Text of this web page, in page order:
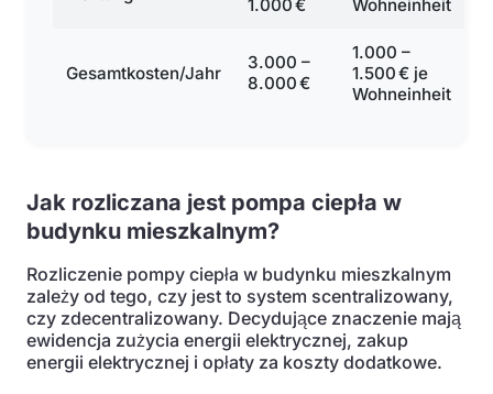
1.000 € Wohneinheit
Gesamtkosten/Jahr
3.000 –
8.000 €
1.000 –
1.500 € je
Wohneinheit
Jak rozliczana jest pompa ciepła w
budynku mieszkalnym?
Rozliczenie pompy ciepła w budynku mieszkalnym
zależy od tego, czy jest to system scentralizowany,
czy zdecentralizowany. Decydujące znaczenie mają
ewidencja zużycia energii elektrycznej, zakup
energii elektrycznej i opłaty za koszty dodatkowe.